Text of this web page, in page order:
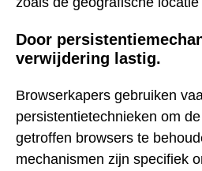
Door
verwijdering lastig.
Browserkapers gebruiken
persistentietechnieken om
getroffen browsers te
mechanismen zijn specifiek